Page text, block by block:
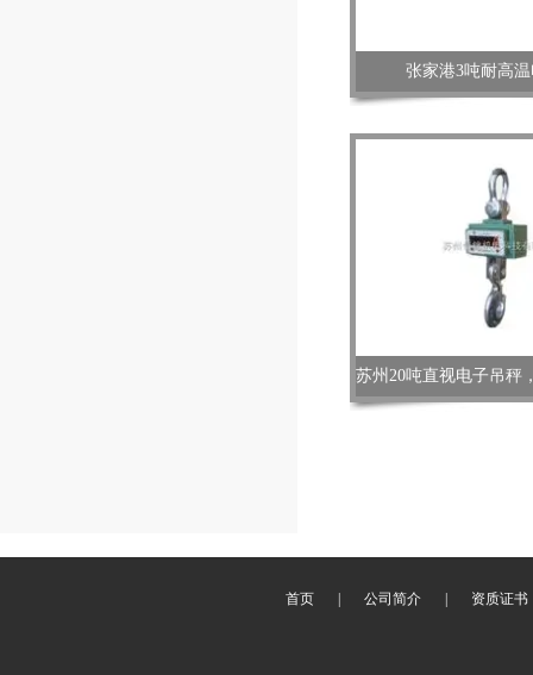
张家港3吨耐高
首页 公司简介 资质证书